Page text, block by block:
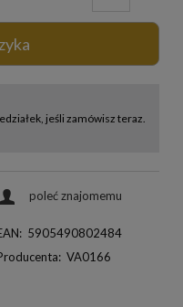
jeśli zamówisz teraz.
poleć znajomemu
5905490802484
VA0166